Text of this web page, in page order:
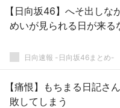
【日向坂46】へそ出しな
めいが見られる日が来る
日向速報 -日向坂46まとめ-
【痛恨】もちまる日記さ
敗してしまう